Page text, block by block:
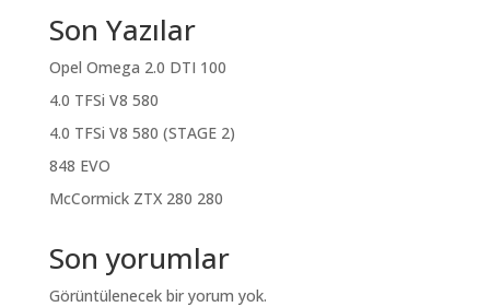
Son Yazılar
Opel Omega 2.0 DTI 100
4.0 TFSi V8 580
4.0 TFSi V8 580 (STAGE 2)
848 EVO
McCormick ZTX 280 280
Son yorumlar
Görüntülenecek bir yorum yok.